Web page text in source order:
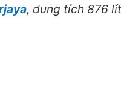
, dung tích 876